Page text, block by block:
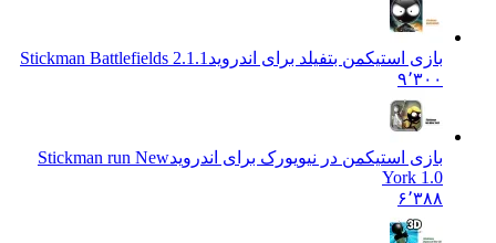
بازی استیکمن بتفیلد برای اندروید Stickman Battlefields 2.1.1
بازی استیکمن در نیویورک برای اندروید Stickman run New
York 1.0